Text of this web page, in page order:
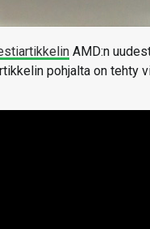
AMD:n
pohjalta on tehty